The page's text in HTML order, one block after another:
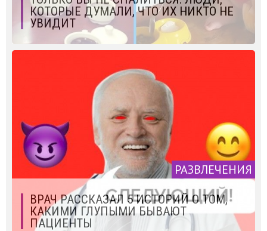
КОТОРЫЕ ДУМАЛИ, ЧТО ИХ НИКТО НЕ
УВИДИТ
РАЗВЛЕЧЕНИЯ
ВРАЧ РАССКАЗАЛ 5 ИСТОРИЙ О ТОМ,
КАКИМИ ГЛУПЫМИ БЫВАЮТ
ПАЦИЕНТЫ